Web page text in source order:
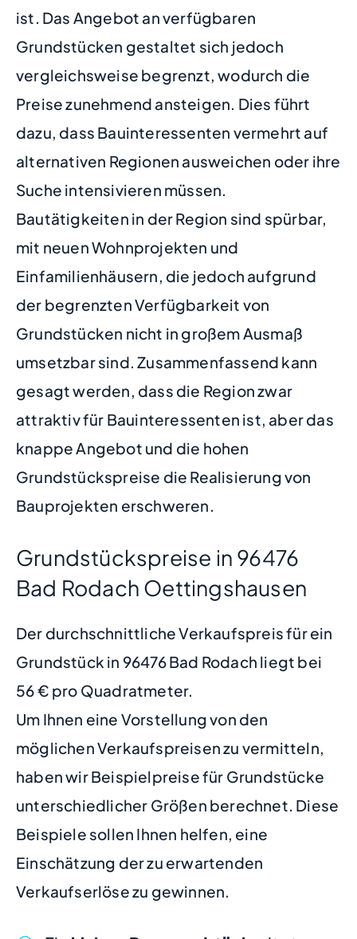
ist. Das Angebot an verfügbaren
Grundstücken gestaltet sich jedoch
vergleichsweise begrenzt, wodurch die
Preise zunehmend ansteigen. Dies führt
dazu, dass Bauinteressenten vermehrt auf
alternativen Regionen ausweichen oder ihre
Suche intensivieren müssen.
Bautätigkeiten in der Region sind spürbar,
mit neuen Wohnprojekten und
Einfamilienhäusern, die jedoch aufgrund
der begrenzten Verfügbarkeit von
Grundstücken nicht in großem Ausmaß
umsetzbar sind. Zusammenfassend kann
gesagt werden, dass die Region zwar
attraktiv für Bauinteressenten ist, aber das
knappe Angebot und die hohen
Grundstückspreise die Realisierung von
Bauprojekten erschweren.
Grundstückspreise in 96476
Bad Rodach Oettingshausen
Der durchschnittliche Verkaufspreis für ein
Grundstück in 96476 Bad Rodach liegt bei
56 € pro Quadratmeter.
Um Ihnen eine Vorstellung von den
möglichen Verkaufspreisen zu vermitteln,
haben wir Beispielpreise für Grundstücke
unterschiedlicher Größen berechnet. Diese
Beispiele sollen Ihnen helfen, eine
Einschätzung der zu erwartenden
Verkaufserlöse zu gewinnen.